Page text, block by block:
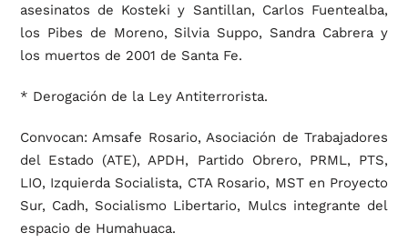
asesinatos de Kosteki y Santillan, Carlos Fuentealba,
los Pibes de Moreno, Silvia Suppo, Sandra Cabrera y
los muertos de 2001 de Santa Fe.
* Derogación de la Ley Antiterrorista.
Convocan: Amsafe Rosario, Asociación de Trabajadores
del Estado (ATE), APDH, Partido Obrero, PRML, PTS,
LIO, Izquierda Socialista, CTA Rosario, MST en Proyecto
Sur, Cadh, Socialismo Libertario, Mulcs integrante del
espacio de Humahuaca.